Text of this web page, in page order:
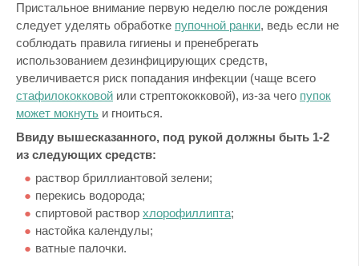
Пристальное внимание первую неделю после рождения
следует уделять обработке пупочной ранки, ведь если не
соблюдать правила гигиены и пренебрегать
использованием дезинфицирующих средств,
увеличивается риск попадания инфекции (чаще всего
стафилококковой или стрептококковой), из-за чего пупок
может мокнуть и гноиться.
Ввиду вышесказанного, под рукой должны быть 1-2
из следующих средств:
раствор бриллиантовой зелени;
перекись водорода;
спиртовой раствор хлорофиллипта;
настойка календулы;
ватные палочки.